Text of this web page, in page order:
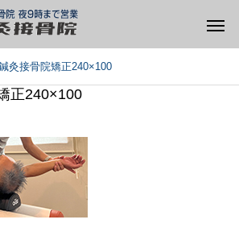
整体
灸接骨院矯正240×100
正240×100